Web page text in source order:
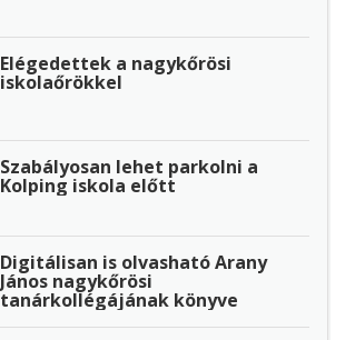
Elégedettek a nagykőrösi
iskolaőrökkel
Szabályosan lehet parkolni a
Kolping iskola előtt
Digitálisan is olvasható Arany
János nagykőrösi
tanárkollégájának könyve